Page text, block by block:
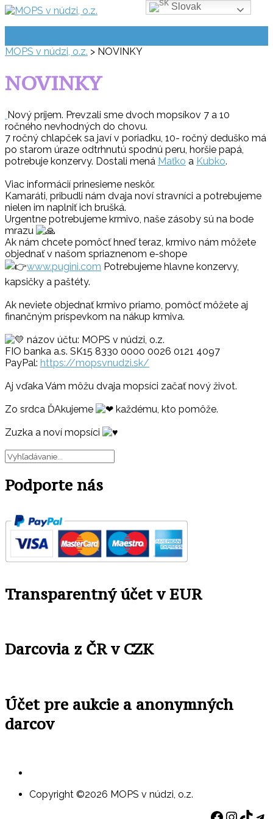
Prejsť
MOPS v núdzi, o.z. > NOVINKY
NOVINKY
Nový príjem. Prevzali sme dvoch mopsíkov 7 a 10
ročného nevhodných do chovu.
7 ročný chlapček sa javí v poriadku, 10- ročný deduško má
po starom úraze odtrhnutú spodnú peru, horšie papá,
potrebuje konzervy. Dostali mená Maťko a Kubko.
Viac informácií prinesieme neskôr.
Kamaráti, pribudli nám dvaja noví stravníci a potrebujeme
nielen im naplniť ich brušká.
Urgentne potrebujeme krmivo, naše zásoby sú na bode
mrazu
Ak nám chcete pomôcť hneď teraz, krmivo nám môžete
objednať v našom spriaznenom e-shope
www.pugini.com Potrebujeme hlavne konzervy,
kapsičky a paštéty.
Ak neviete objednať krmivo priamo, pomôcť môžete aj
finančným príspevkom na nákup krmiva.
názov účtu: MOPS v núdzi, o.z.
FIO banka a.s. SK15 8330 0000 0026 0121 4097
PayPal: https://mopsvnudzi.sk/
Aj vďaka Vám môžu dvaja mopsíci začať nový život.
Zo srdca ĎAkujeme
každému, kto pomôže.
Zuzka a noví mopsíci
Podporte nás
Transparentný účet v EUR
Darcovia z ČR v CZK
Účet pre aukcie a anonymných
darcov
Copyright ©2026 MOPS v núdzi, o.z.
Slovak